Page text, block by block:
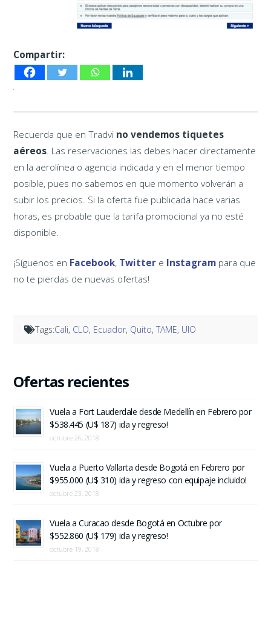
Compartir:
Recuerda que en Tradvi no vendemos tiquetes
aéreos. Las reservaciones las debes hacer directamente
en la aerolínea o agencia indicada y en el menor tiempo
posible, pues no sabemos en que momento volverán a
subir los precios. Si la oferta fue publicada hace varias
horas, es probable que la tarifa promocional ya no esté
disponible.
¡Síguenos en Facebook, Twitter e Instagram para que
no te pierdas de nuevas ofertas!
Tags:Cali, CLO, Ecuador, Quito, TAME, UIO
Ofertas recientes
Vuela a Fort Lauderdale desde Medellín en Febrero por
$538.445 (U$ 187) ida y regreso!
octubre 26, 2018
Vuela a Puerto Vallarta desde Bogotá en Febrero por
$955.000 (U$ 310) ida y regreso con equipaje incluido!
octubre 23, 2018
Vuela a Curacao desde Bogotá en Octubre por
$552.860 (U$ 179) ida y regreso!
octubre 19, 2018